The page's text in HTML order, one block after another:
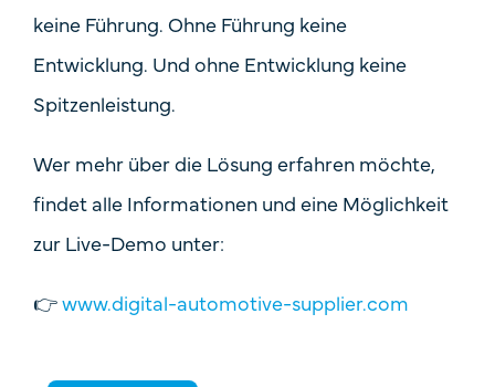
keine Führung. Ohne Führung keine
Entwicklung. Und ohne Entwicklung keine
Spitzenleistung.
Wer mehr über die Lösung erfahren möchte,
findet alle Informationen und eine Möglichkeit
zur Live-Demo unter:
👉www.digital-automotive-supplier.com